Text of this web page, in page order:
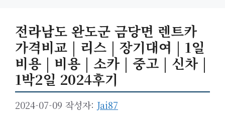
전라남도 완도군 금당면 렌트카
가격비교 | 리스 | 장기대여 | 1일
비용 | 비용 | 소카 | 중고 | 신차 |
1박2일 2024후기
2024-07-09 작성자: Jai87